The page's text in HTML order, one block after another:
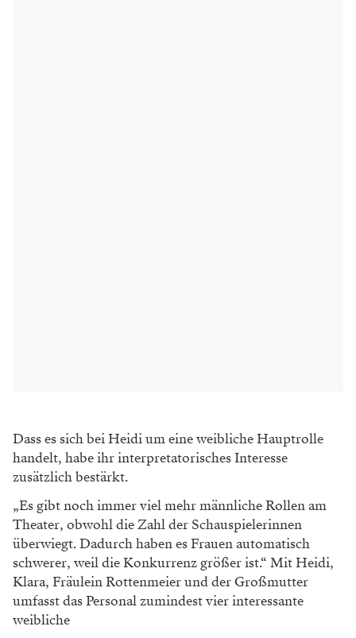
Dass es sich bei Heidi um eine weibliche Hauptrolle
handelt, habe ihr interpretatorisches Interesse
zusätzlich bestärkt.
„Es gibt noch immer viel mehr männliche Rollen am
Theater, obwohl die Zahl der Schauspielerinnen
überwiegt. Dadurch haben es Frauen automatisch
schwerer, weil die Konkurrenz größer ist.“ Mit Heidi,
Klara, Fräulein Rottenmeier und der Großmutter
umfasst das Personal zumindest vier interessante
weibliche